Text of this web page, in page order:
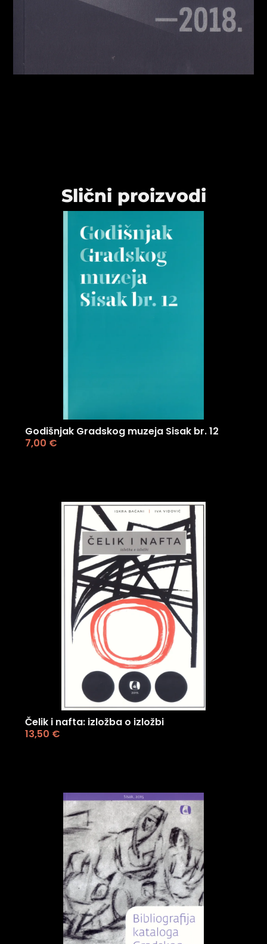
Slični proizvodi
Godišnjak Gradskog muzeja Sisak br. 12
7,00 €
Čelik i nafta: izložba o izložbi
13,50 €